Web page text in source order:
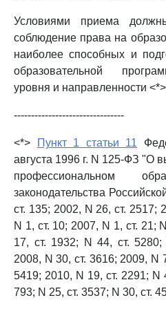
Условиями приема
соблюдение права на
наиболее способных и
образовательной
уровня и направленности
--------------------------------
<*> Пункт 1 статьи 11
августа 1996 г. N 125-ФЗ "О
профессиональном
законодательства
ст. 135; 2002, N 26, ст. 2517;
N 1, ст. 10; 2007, N 1, ст. 21;
17, ст. 1932; N 44, ст.
2008, N 30, ст. 3616; 2009, N
5419; 2010, N 19, ст. 2291; N
793; N 25, ст. 3537; N 30, ст.